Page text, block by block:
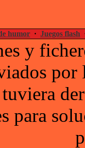
humor · Juegos flash
y
por
para